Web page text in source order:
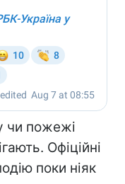
чи пожежі
Офіційні
поки ніяк